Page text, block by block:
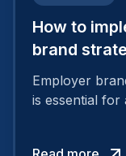
How to
brand
Employer
is essential